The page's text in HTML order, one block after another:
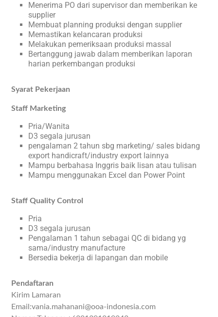
Menerima PO dari supervisor dan memberikan ke
supplier
Membuat planning produksi dengan supplier
Memastikan kelancaran produksi
Melakukan pemeriksaan produksi massal
Bertanggung jawab dalam memberikan laporan
harian perkembangan produksi
Syarat Pekerjaan
Staff Marketing
Pria/Wanita
D3 segala jurusan
pengalaman 2 tahun sbg marketing/ sales bidang
export handicraft/industry export lainnya
Mampu berbahasa Inggris baik lisan atau tulisan
Mampu menggunakan Excel dan Power Point
Staff Quality Control
Pria
D3 segala jurusan
Pengalaman 1 tahun sebagai QC di bidang yg
sama/industry manufacture
Bersedia bekerja di lapangan dan mobile
Pendaftaran
Kirim Lamaran
Email:vania.mahanani@ooa-indonesia.com